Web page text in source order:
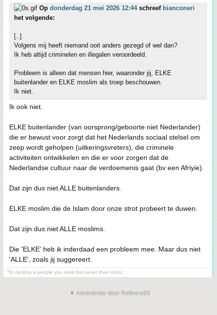
Op donderdag 21 mei 2026 12:44schreef bianconeri
het volgende:
[..]
Volgens mij heeft niemand ooit anders gezegd of wel dan?
Ik heb altijd criminelen en illegalen veroordeeld.
Probleem is alleen dat mensen hier, waaronder jij, ELKE
buitenlander en ELKE moslim als troep beschouwen.
Ik niet.
Ik ook niet.
ELKE buitenlander (van oorsprong/geboorte niet Nederlander)
die er bewust voor zorgt dat het Nederlands sociaal stelsel om
zeep wordt geholpen (uitkeringsvreters), die criminele
activiteiten ontwikkelen en die er voor zorgen dat de
Nederlandse cultuur naar de verdoemenis gaat (bv een Afriyie).
Dat zijn dus niet ALLE buitenlanders.
ELKE moslim die de Islam door onze strot probeert te duwen.
Dat zijn dus niet ALLE moslims.
Die 'ELKE' heb ik inderdaad een probleem mee. Maar dus niet
'ALLE', zoals jij suggereert.
“To destroy a people you must first sever their roots.”
▼ Advertentie door Refinery89